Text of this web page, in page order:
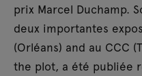
prix Marcel Duchamp.
deux importantes
(Orléans) and au CCC
the plot, a été publiée